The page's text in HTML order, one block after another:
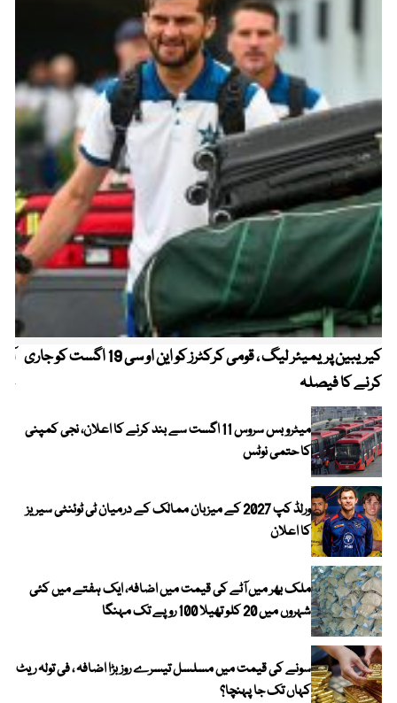
کیریبین پریمیئر لیگ ، قومی کرکٹرز کو این او سی 19 اگست کو جاری
کرنے کا فیصلہ
میٹرو بس سروس 11 اگست سے بند کرنے کا اعلان، نجی کمپنی
کا حتمی نوٹس
ورلڈ کپ 2027 کے میزبان ممالک کے درمیان ٹی ٹوئنٹی سیریز
کا اعلان
ملک بھر میں آٹے کی قیمت میں اضافہ، ایک ہفتے میں کئی
شہروں میں 20 کلو تھیلا 100 روپے تک مہنگا
سونے کی قیمت میں مسلسل تیسرے روز بڑا اضافہ ، فی تولہ ریٹ
کہاں تک جا پہنچا؟